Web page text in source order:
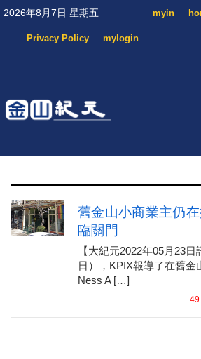
2026年8月7日 星期五 myin
mylogin
Privacy Policy
舊金山小商業主仍
臨關門
【大紀元2022年05月23
日），KPIX報導了在舊金
Ness A […]
49